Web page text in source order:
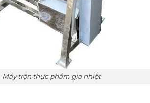
Máy trộn thực phẩm gia nhiệt